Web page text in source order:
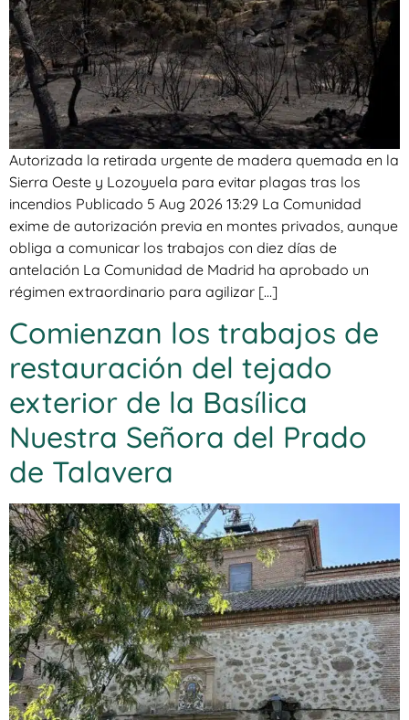
Autorizada la retirada urgente de madera quemada en la
Sierra Oeste y Lozoyuela para evitar plagas tras los
incendios Publicado 5 Aug 2026 13:29 La Comunidad
exime de autorización previa en montes privados, aunque
obliga a comunicar los trabajos con diez días de
antelación La Comunidad de Madrid ha aprobado un
régimen extraordinario para agilizar […]
Comienzan los trabajos de
restauración del tejado
exterior de la Basílica
Nuestra Señora del Prado
de Talavera